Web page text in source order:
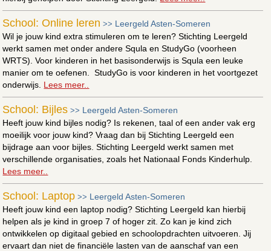
School: Online leren >> Leergeld Asten-Someren
Wil je jouw kind extra stimuleren om te leren? Stichting Leergeld
werkt samen met onder andere Squla en StudyGo (voorheen
WRTS). Voor kinderen in het basisonderwijs is Squla een leuke
manier om te oefenen. StudyGo is voor kinderen in het voortgezet
onderwijs. Lees meer..
School: Bijles >> Leergeld Asten-Someren
Heeft jouw kind bijles nodig? Is rekenen, taal of een ander vak erg
moeilijk voor jouw kind? Vraag dan bij Stichting Leergeld een
bijdrage aan voor bijles. Stichting Leergeld werkt samen met
verschillende organisaties, zoals het Nationaal Fonds Kinderhulp.
Lees meer..
School: Laptop >> Leergeld Asten-Someren
Heeft jouw kind een laptop nodig? Stichting Leergeld kan hierbij
helpen als je kind in groep 7 of hoger zit. Zo kan je kind zich
ontwikkelen op digitaal gebied en schoolopdrachten uitvoeren. Jij
ervaart dan niet de financiële lasten van de aanschaf van een